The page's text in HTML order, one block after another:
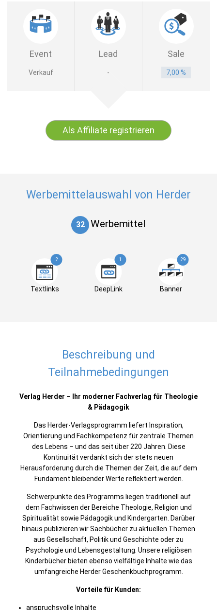
Event Lead Sale
Verkauf - 7,00 %
Als Affiliate registrieren
Werbemittelauswahl von Herder
32 Werbemittel
2
Textlinks
1
DeepLink
29
Banner
Beschreibung und
Teilnahmebedingungen
Verlag Herder – Ihr moderner Fachverlag für Theologie
& Pädagogik
Das Herder-Verlagsprogramm liefert Inspiration,
Orientierung und Fachkompetenz für zentrale Themen
des Lebens – und das seit über 220 Jahren. Diese
Kontinuität verdankt sich der stets neuen
Herausforderung durch die Themen der Zeit, die auf dem
Fundament bleibender Werte reflektiert werden.
Schwerpunkte des Programms liegen traditionell auf
dem Fachwissen der Bereiche Theologie, Religion und
Spiritualität sowie Pädagogik und Kindergarten. Darüber
hinaus publizieren wir Sachbücher zu aktuellen Themen
aus Gesellschaft, Politik und Geschichte oder zu
Psychologie und Lebensgestaltung. Unsere religiösen
Kinderbücher bieten ebenso vielfältige Inhalte wie das
umfangreiche Herder Geschenkbuchprogramm.
Vorteile für Kunden:
anspruchsvolle Inhalte